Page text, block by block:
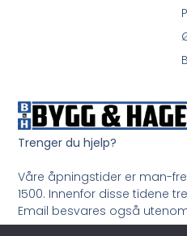
Trenger du hjelp?
Våre åpningstider er man-
1500. Innenfor disse tidene
Email besvares også